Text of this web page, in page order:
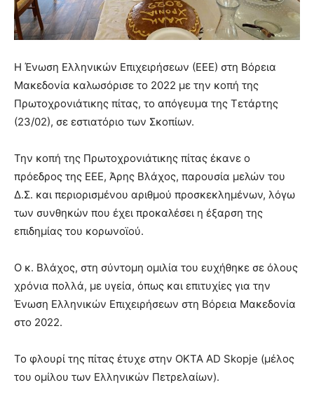
Η Ένωση Ελληνικών Επιχειρήσεων (ΕΕΕ) στη Βόρεια
Μακεδονία καλωσόρισε το 2022 με την κοπή της
Πρωτοχρονιάτικης πίτας, το απόγευμα της Τετάρτης
(23/02), σε εστιατόριο των Σκοπίων.
Την κοπή της Πρωτοχρονιάτικης πίτας έκανε ο
πρόεδρος της ΕΕΕ, Άρης Βλάχος, παρουσία μελών του
Δ.Σ. και περιορισμένου αριθμού προσκεκλημένων, λόγω
των συνθηκών που έχει προκαλέσει η έξαρση της
επιδημίας του κορωνοϊού.
Ο κ. Βλάχος, στη σύντομη ομιλία του ευχήθηκε σε όλους
χρόνια πολλά, με υγεία, όπως και επιτυχίες για την
Ένωση Ελληνικών Επιχειρήσεων στη Βόρεια Μακεδονία
στο 2022.
Το φλουρί της πίτας έτυχε στην ΟΚΤΑ AD Skopje (μέλος
του ομίλου των Ελληνικών Πετρελαίων).